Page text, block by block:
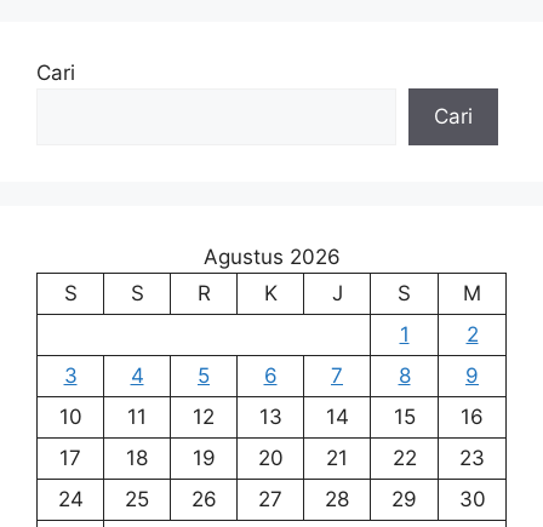
Cari
Cari
Agustus 2026
S
S R K J S
M
1
2
3
4 5 6 7 8
9
10
11 12 13 14 15
16
17
18 19 20 21 22
23
24
25 26 27 28 29
30